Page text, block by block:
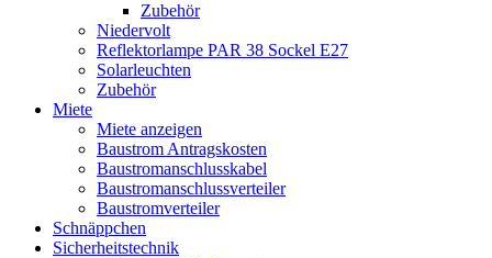
Zubehör
Niedervolt
Reflektorlampe PAR 38 Sockel E27
Solarleuchten
Zubehör
Miete
Miete anzeigen
Baustrom Antragskosten
Baustromanschlusskabel
Baustromanschlussverteiler
Baustromverteiler
Schnäppchen
Sicherheitstechnik